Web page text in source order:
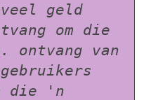
geld
om die
ontvang van
die 'n